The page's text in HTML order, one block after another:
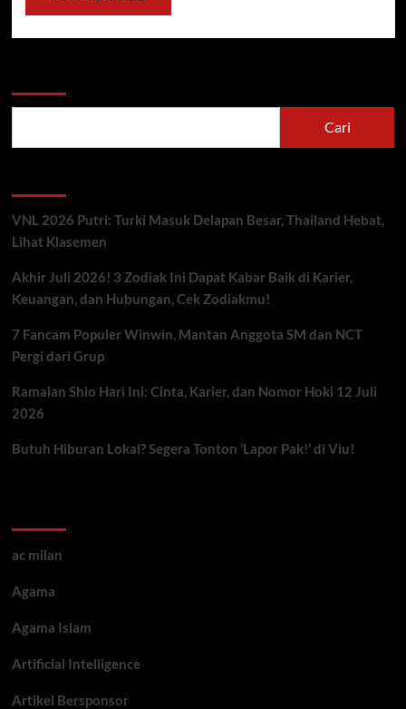
Cari
VNL 2026 Putri: Turki Masuk Delapan Besar, Thailand Hebat,
Lihat Klasemen
Akhir Juli 2026! 3 Zodiak Ini Dapat Kabar Baik di Karier,
Keuangan, dan Hubungan, Cek Zodiakmu!
7 Fancam Populer Winwin, Mantan Anggota SM dan NCT
Pergi dari Grup
Ramalan Shio Hari Ini: Cinta, Karier, dan Nomor Hoki 12 Juli
2026
Butuh Hiburan Lokal? Segera Tonton ‘Lapor Pak!’ di Viu!
ac milan
Agama
Agama Islam
Artificial Intelligence
Artikel Bersponsor